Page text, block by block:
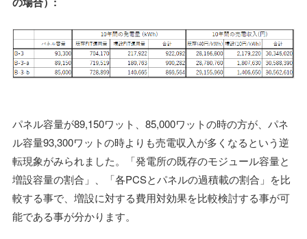
パネル容量が89,150ワット、85,000ワットの時の方が、パネ
ル容量93,300ワットの時よりも売電収入が多くなるという逆
転現象がみられました。「発電所の既存のモジュール容量と
増設容量の割合」、「各PCSとパネルの過積載の割合」を比
較する事で、増設に対する費用対効果を比較検討する事が可
能である事が分かります。